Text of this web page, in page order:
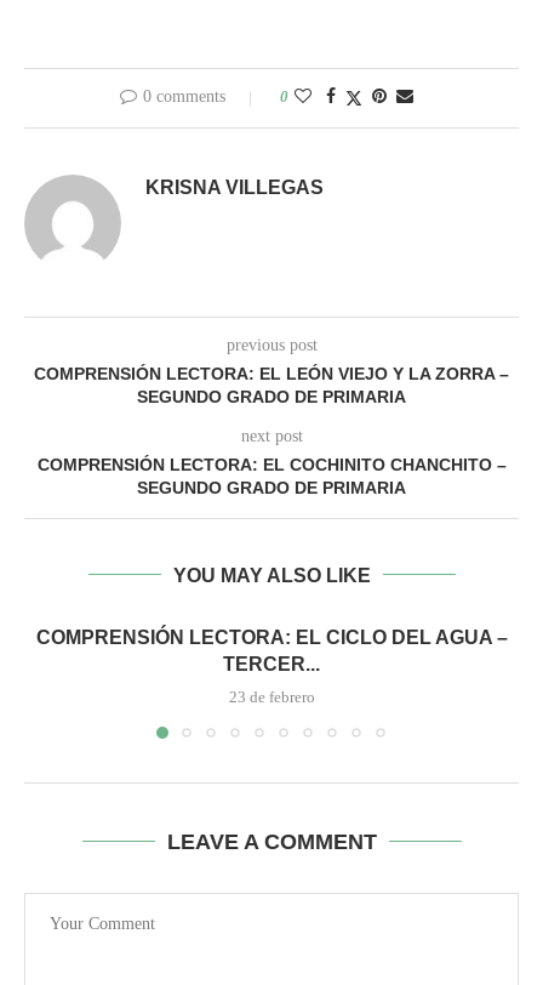
0 comments 0
KRISNA VILLEGAS
previous post
COMPRENSIÓN LECTORA: EL LEÓN VIEJO Y LA ZORRA –
SEGUNDO GRADO DE PRIMARIA
next post
COMPRENSIÓN LECTORA: EL COCHINITO CHANCHITO –
SEGUNDO GRADO DE PRIMARIA
YOU MAY ALSO LIKE
COMPRENSIÓN LECTORA: EL CICLO DEL AGUA –
TERCER...
23 de febrero
LEAVE A COMMENT